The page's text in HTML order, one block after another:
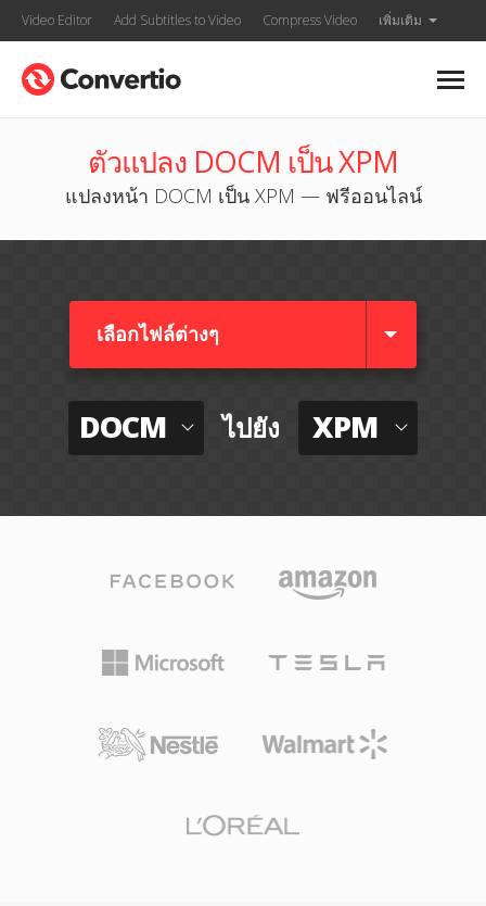
Video Editor Add Subtitles to Video Compress Video เพิ่มเติม
ตัวแปลง DOCM เป็น XPM
แปลงหน้า DOCM เป็น XPM — ฟรีออนไลน์
เลือกไฟล์ต่างๆ​
DOCM ไปยัง XPM